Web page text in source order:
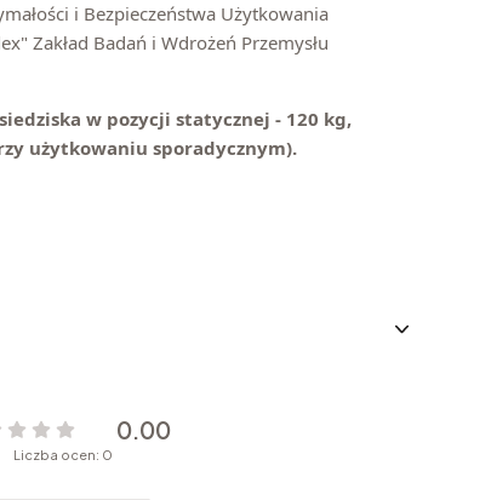
i Bezpieczeństwa Użytkowania
Zakład Badań i Wdrożeń Przemysłu
w pozycji statycznej - 120 kg,
użytkowaniu sporadycznym).
0.00
Liczba ocen: 0